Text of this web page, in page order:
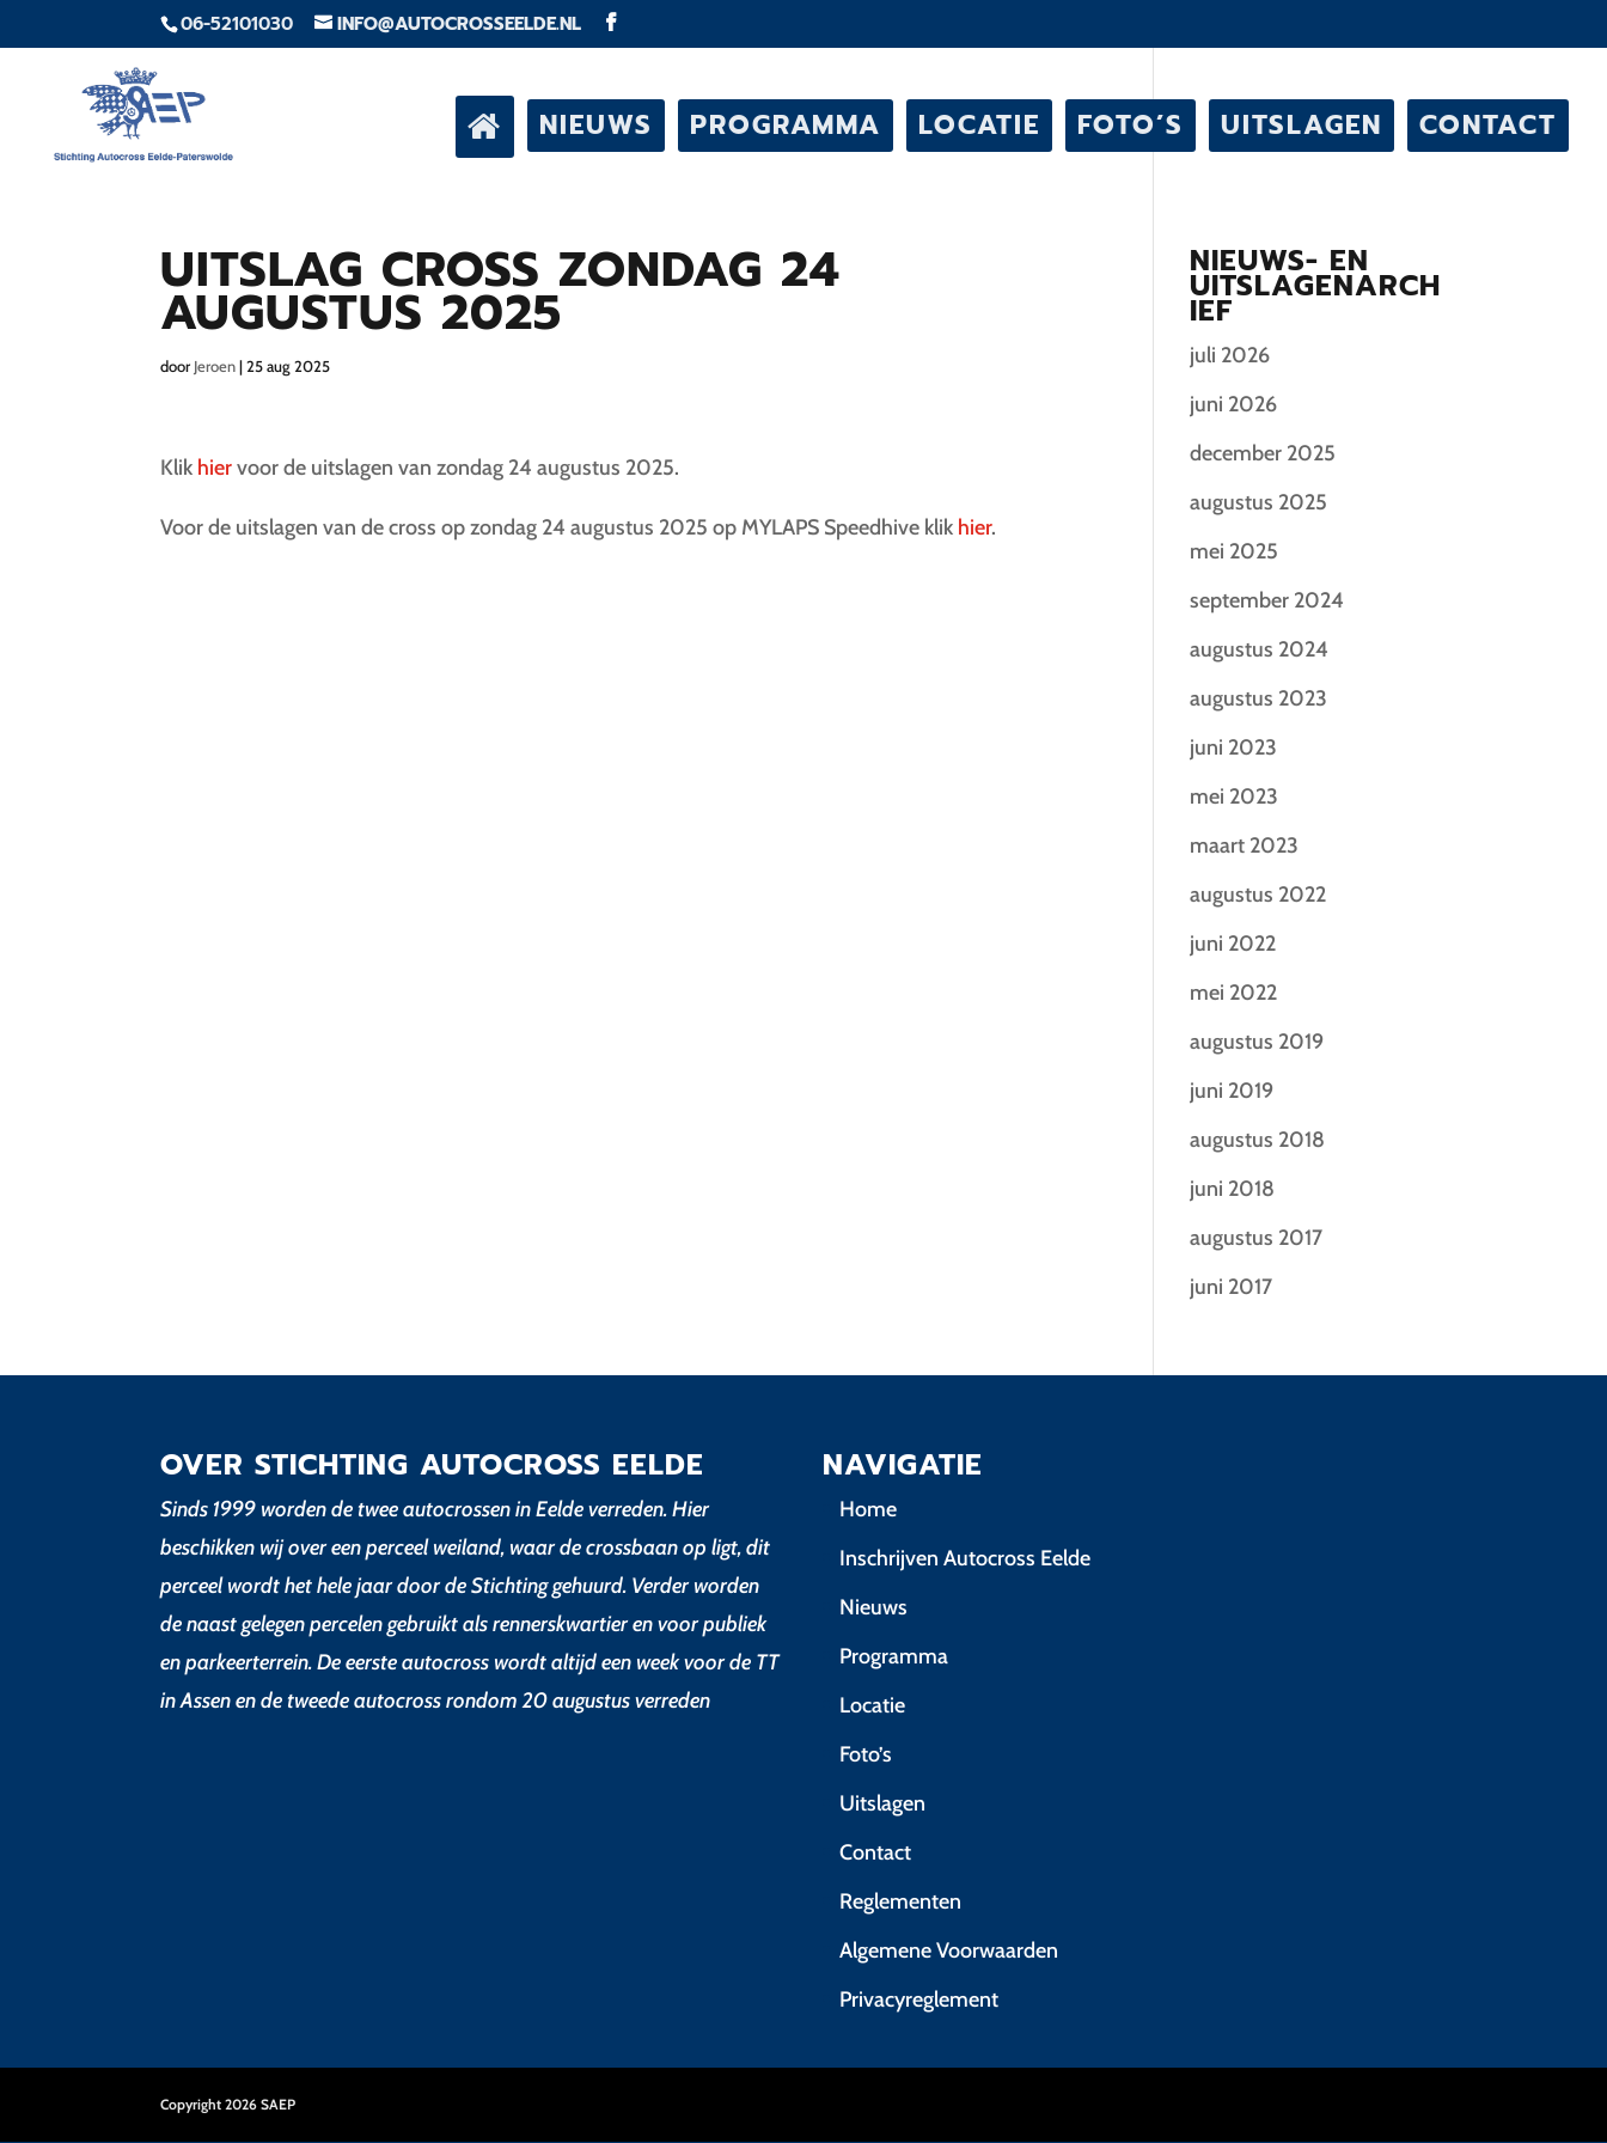
06-52101030 INFO@AUTOCROSSEELDE.NL
NIEUWS PROGRAMMA LOCATIE FOTO’S UITSLAGEN CONTACT
UITSLAG CROSS ZONDAG 24
AUGUSTUS 2025
door Jeroen|25 aug 2025
Klik hier voor de uitslagen van zondag 24 augustus 2025.
Voor de uitslagen van de cross op zondag 24 augustus 2025 op MYLAPS Speedhive klik hier.
NIEUWS- EN
UITSLAGENARCH
IEF
juli 2026
juni 2026
december 2025
augustus 2025
mei 2025
september 2024
augustus 2024
augustus 2023
juni 2023
mei 2023
maart 2023
augustus 2022
juni 2022
mei 2022
augustus 2019
juni 2019
augustus 2018
juni 2018
augustus 2017
juni 2017
OVER STICHTING AUTOCROSS EELDE
Sinds 1999 worden de twee autocrossen in Eelde verreden. Hier
beschikken wij over een perceel weiland, waar de crossbaan op ligt, dit
perceel wordt het hele jaar door de Stichting gehuurd. Verder worden
de naast gelegen percelen gebruikt als rennerskwartier en voor publiek
en parkeerterrein. De eerste autocross wordt altijd een week voor de TT
in Assen en de tweede autocross rondom 20 augustus verreden
NAVIGATIE
Home
Inschrijven Autocross Eelde
Nieuws
Programma
Locatie
Foto’s
Uitslagen
Contact
Reglementen
Algemene Voorwaarden
Privacyreglement
Copyright 2026 SAEP